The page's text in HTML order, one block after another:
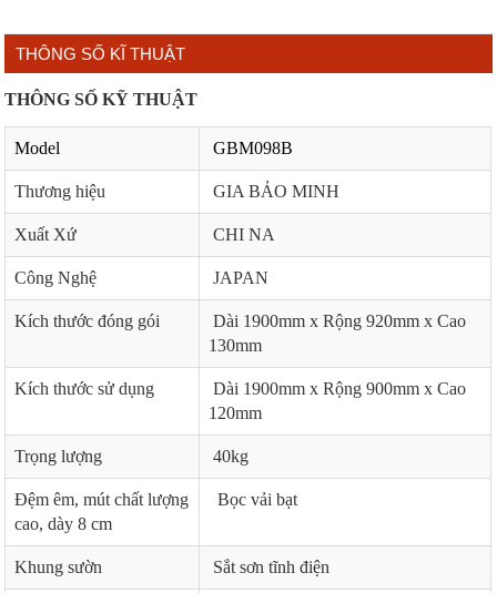
THÔNG SỐ KĨ THUẬT
THÔNG SỐ KỸ THUẬT
Model GBM098B
Thương hiệu GIA BẢO MINH
Xuất Xứ CHI NA
Công Nghệ JAPAN
Kích thước đóng gói
Dài 1900mm x Rộng 920mm x Cao
130mm
Kích thước sử dụng
Dài 1900mm x Rộng 900mm x Cao
120mm
Trọng lượng 40kg
Đệm êm, mút chất lượng
cao, dày 8 cm
Bọc vải bạt
Khung sườn Sắt sơn tĩnh điện